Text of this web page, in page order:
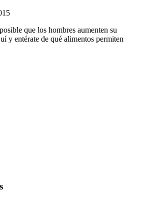
que los hombres aumenten su
y entérate de qué alimentos permiten